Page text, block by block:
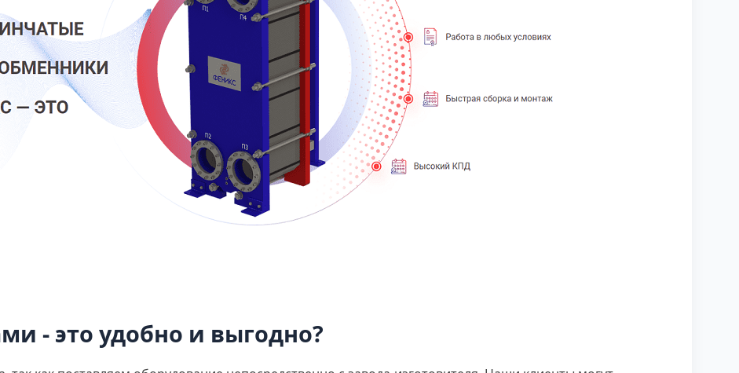
- это удобно и выгодно?